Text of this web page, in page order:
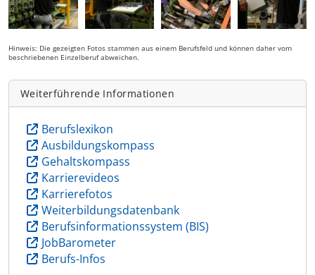
Hinweis: Die gezeigten Fotos stammen aus einem Berufsfeld und können daher vom
beschriebenen Einzelberuf abweichen.
Weiterführende Informationen
Berufslexikon
Ausbildungskompass
Gehaltskompass
Karrierevideos
Karrierefotos
Weiterbildungsdatenbank
Berufsinformationssystem (BIS)
JobBarometer
Berufs-Infos